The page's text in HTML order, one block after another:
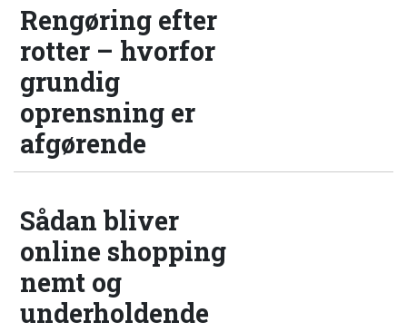
Rengøring efter
rotter – hvorfor
grundig
oprensning er
afgørende
Sådan bliver
online shopping
nemt og
underholdende